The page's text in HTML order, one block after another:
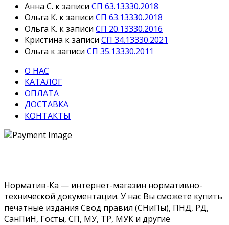
Анна С. к записи СП 63.13330.2018
Ольга К. к записи СП 63.13330.2018
Ольга К. к записи СП 20.13330.2016
Кристина к записи СП 34.13330.2021
Ольга к записи СП 35.13330.2011
О НАС
КАТАЛОГ
ОПЛАТА
ДОСТАВКА
КОНТАКТЫ
Норматив-Ка — интернет-магазин нормативно-
технической документации. У нас Вы сможете купить
печатные издания Свод правил (СНиПы), ПНД, РД,
СанПиН, Госты, СП, МУ, ТР, МУК и другие